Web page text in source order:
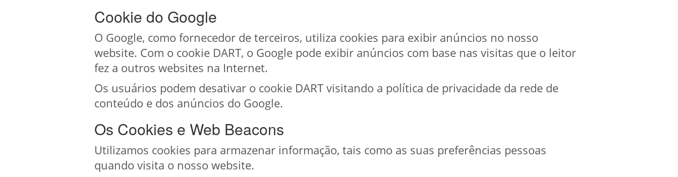
Cookie do Google
O Google, como fornecedor de terceiros, utiliza cookies para exibir anúncios no nosso
website. Com o cookie DART, o Google pode exibir anúncios com base nas visitas que o leitor
fez a outros websites na Internet.
Os usuários podem desativar o cookie DART visitando a política de privacidade da rede de
conteúdo e dos anúncios do Google.
Os Cookies e Web Beacons
Utilizamos cookies para armazenar informação, tais como as suas preferências pessoas
quando visita o nosso website.